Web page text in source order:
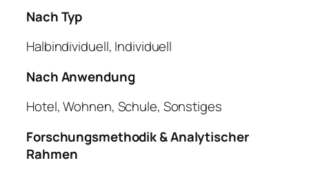
Nach Typ
Halbindividuell, Individuell
Nach Anwendung
Hotel, Wohnen, Schule, Sonstiges
Forschungsmethodik & Analytischer
Rahmen